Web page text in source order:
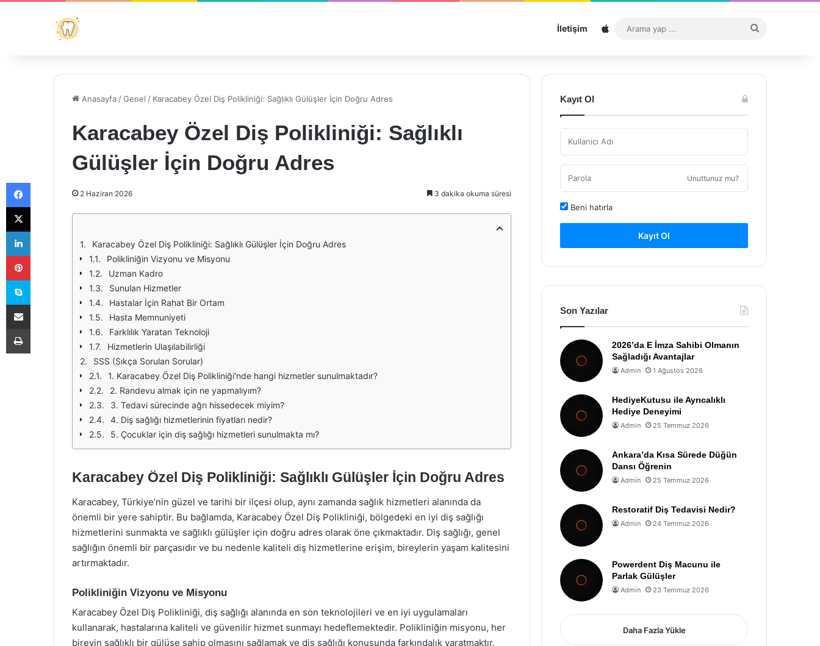
İletişim Sitemap
...
Anasayfa /Genel / Karacabey Özel Diş Polikliniği: Sağlıklı Gülüşler İçin Doğru Adres
Karacabey Özel Diş Polikliniği: Sağlıklı
Gülüşler İçin Doğru Adres
2 Haziran 2026 3 dakika okuma süresi
Karacabey Özel Diş Polikliniği: Sağlıklı Gülüşler İçin Doğru Adres
Polikliniğin Vizyonu ve Misyonu
Uzman Kadro
Sunulan Hizmetler
Hastalar İçin Rahat Bir Ortam
Hasta Memnuniyeti
Farklılık Yaratan Teknoloji
Hizmetlerin Ulaşılabilirliği
SSS (Sıkça Sorulan Sorular)
1. Karacabey Özel Diş Polikliniği'nde hangi hizmetler sunulmaktadır?
2. Randevu almak için ne yapmalıyım?
3. Tedavi sürecinde ağrı hissedecek miyim?
4. Diş sağlığı hizmetlerinin fiyatları nedir?
5. Çocuklar için diş sağlığı hizmetleri sunulmakta mı?
Karacabey Özel Diş Polikliniği: Sağlıklı Gülüşler İçin Doğru Adres
Karacabey, Türkiye’nin güzel ve tarihi bir ilçesi olup, aynı zamanda sağlık hizmetleri alanında da
önemli bir yere sahiptir. Bu bağlamda, Karacabey Özel Diş Polikliniği, bölgedeki en iyi diş sağlığı
hizmetlerini sunmakta ve sağlıklı gülüşler için doğru adres olarak öne çıkmaktadır. Diş sağlığı, genel
sağlığın önemli bir parçasıdır ve bu nedenle kaliteli diş hizmetlerine erişim, bireylerin yaşam kalitesini
artırmaktadır.
Polikliniğin Vizyonu ve Misyonu
Karacabey Özel Diş Polikliniği, diş sağlığı alanında en son teknolojileri ve en iyi uygulamaları
kullanarak, hastalarına kaliteli ve güvenilir hizmet sunmayı hedeflemektedir. Polikliniğin misyonu, her
bireyin sağlıklı bir gülüşe sahip olmasını sağlamak ve diş sağlığı konusunda farkındalık yaratmaktır.
Kayıt Ol
Unuttunuz mu?
Beni hatırla
Kayıt Ol
Son Yazılar
2026’da E İmza Sahibi Olmanın
Sağladığı Avantajlar
Admin 1 Ağustos 2026
HediyeKutusu ile Ayrıcalıklı
Hediye Deneyimi
Admin 25 Temmuz 2026
Ankara’da Kısa Sürede Düğün
Dansı Öğrenin
Admin 25 Temmuz 2026
Restoratif Diş Tedavisi Nedir?
Admin 24 Temmuz 2026
Powerdent Diş Macunu ile
Parlak Gülüşler
Admin 23 Temmuz 2026
Daha Fazla Yükle
Facebook
X
LinkedIn
Pinterest
Skype
E-Posta ile paylaş